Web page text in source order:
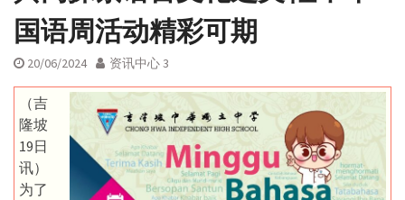
国语周活动精彩可期
20/06/2024 资讯中心 3
（吉
隆坡
19日
讯）
为了